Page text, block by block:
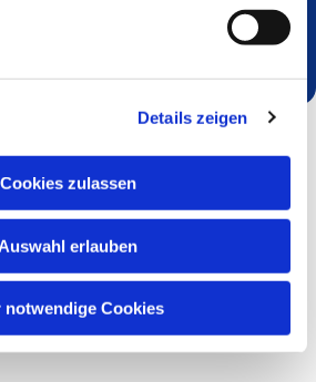
Details zeigen
Cookies zulassen
Auswahl erlauben
notwendige Cookies
auch interessieren